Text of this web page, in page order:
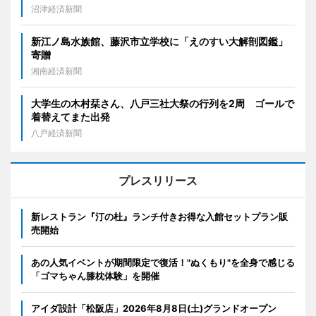
沼津経済新聞
新江ノ島水族館、藤沢市立学校に「えのすい大解剖図鑑」
寄贈
湘南経済新聞
大学生の木村栞さん、八戸三社大祭の行列を2周 ゴールで
着替えてまた出発
八戸経済新聞
プレスリリース
新レストラン『汀の杜』ランチ付きお得な入館セットプラン販
売開始
あの人気イベントが期間限定で復活！"ぬくもり"を全身で感じる
「ゴマちゃん膝枕体験」を開催
アイダ設計「松阪店」2026年8月8日(土)グランドオープン